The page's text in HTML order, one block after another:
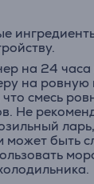
на 24 часа
на ровную
смесь
Не
может быть